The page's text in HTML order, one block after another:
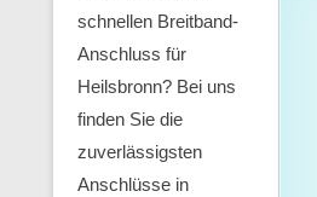
schnellen Breitband-
Anschluss für
Heilsbronn? Bei uns
finden Sie die
zuverlässigsten
Anschlüsse in